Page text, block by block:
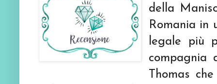
della
Romania in
legale più
compagnia
Thomas